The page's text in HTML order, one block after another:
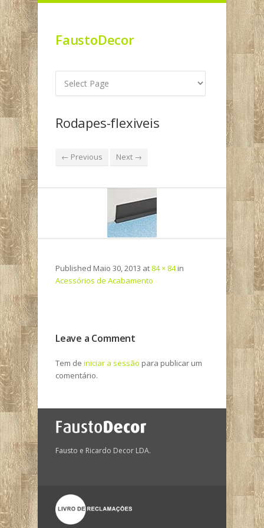
FaustoDecor
Rodapes-flexiveis
← Previous Next →
Published Maio 30, 2013 at 84 × 84in
Acessórios de Acabamento
Leave a Comment
Tem de iniciar a sessão para publicar um
comentário.
Fausto e Ricardo Decor LDA.